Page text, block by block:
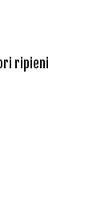
ripieni